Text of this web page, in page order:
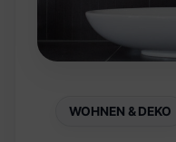
WOHNEN & DEKO